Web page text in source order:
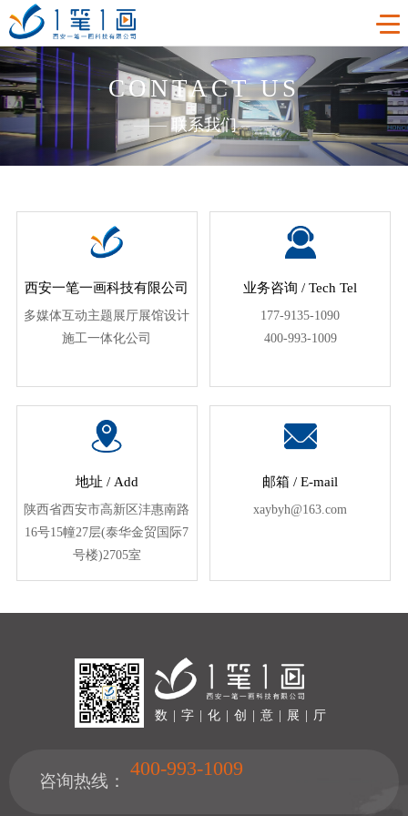
首页
工程案例
廉政警示展厅
法治教育基地
禁毒教育基地
VR虚拟现实
AR增强现实
触控一体机
互动投影
幻影成像
数字沙盘
特效屏幕
新闻中心
公司新闻
展厅资讯
关于我们
企业简介
荣誉资质
加入我们
诚聘精英
联系我们
区域负责人
CONTACT US
—— 联系我们 ——
西安一笔一画科技有限公司
多媒体互动主题展厅展馆设计
施工一体化公司
业务咨询 / Tech Tel
177-9135-1090
400-993-1009
地址 / Add
陕西省西安市高新区沣惠南路
16号15幢27层(泰华金贸国际7
号楼)2705室
邮箱 / E-mail
xaybyh@163.com
数 | 字 | 化 | 创 | 意 | 展 | 厅
咨询热线：
400-993-1009